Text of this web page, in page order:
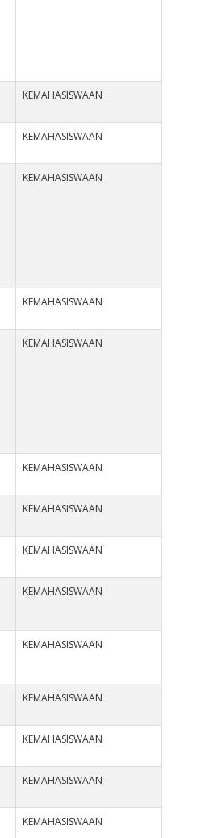
KEMAHASISWAAN
KEMAHASISWAAN
KEMAHASISWAAN
KEMAHASISWAAN
KEMAHASISWAAN
KEMAHASISWAAN
KEMAHASISWAAN
KEMAHASISWAAN
KEMAHASISWAAN
KEMAHASISWAAN
KEMAHASISWAAN
KEMAHASISWAAN
KEMAHASISWAAN
KEMAHASISWAAN